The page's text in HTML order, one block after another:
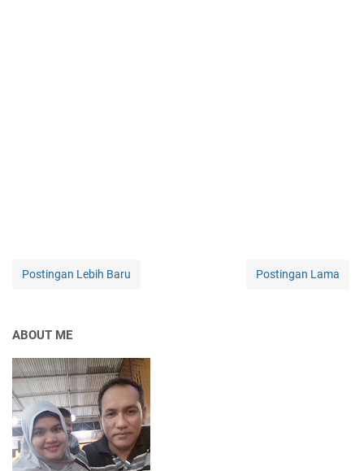
Postingan Lebih Baru Postingan Lama
ABOUT ME